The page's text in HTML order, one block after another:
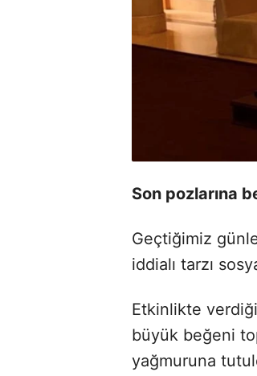
Son pozlarına
Geçtiğimiz
iddialı tarzı
Etkinlikte
büyük beğeni
yağmuruna